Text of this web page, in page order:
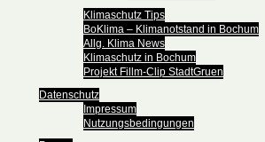
Klimaschutz Tips
BoKlima – Klimanotstand in Bochum
Allg. Klima News
Klimaschutz in Bochum
Projekt Fillm-Clip StadtGruen
Datenschutz
Impressum
Nutzungsbedingungen